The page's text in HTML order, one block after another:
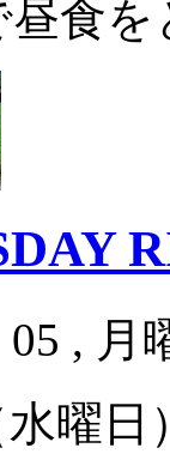
昼食
, 月
水曜